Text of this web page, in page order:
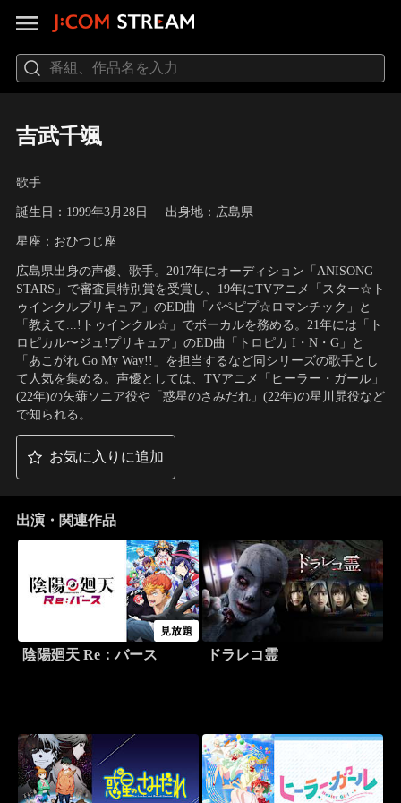
吉武千颯
歌手
誕生日：1999年3月28日 出身地：広島県
星座：おひつじ座
広島県出身の声優、歌手。2017年にオーディション「ANISONG
STARS」で審査員特別賞を受賞し、19年にTVアニメ「スター☆ト
ゥインクルプリキュア」のED曲「パペピプ☆ロマンチック」と
「教えて...!トゥインクル☆」でボーカルを務める。21年には「ト
ロピカル〜ジュ!プリキュア」のED曲「トロピカ I・N・G」と
「あこがれ Go My Way!!」を担当するなど同シリーズの歌手とし
て人気を集める。声優としては、TVアニメ「ヒーラー・ガール」
(22年)の矢薙ソニア役や「惑星のさみだれ」(22年)の星川昴役など
で知られる。
お気に入りに追加
出演・関連作品
見放題
陰陽廻天 Re：バース ドラレコ霊